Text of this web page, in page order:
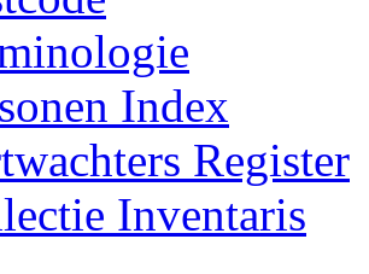
Index
Register
Inventaris